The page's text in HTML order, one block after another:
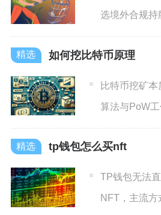
选境外合规持
额建仓，购
如何挖比特币原理
比特币挖矿
算法与PoW
过算力竞争抢
tp钱包怎么买nft
TP钱包无法
NFT，主流方